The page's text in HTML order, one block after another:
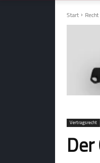
Start Recht
Vertragsrecht